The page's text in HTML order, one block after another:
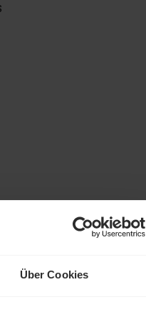
Über Cookies